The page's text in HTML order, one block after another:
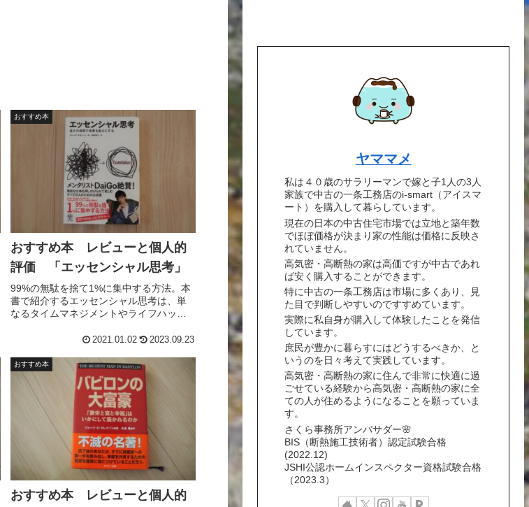
おすすめ本
おすすめ本 レビューと個人的
評価 「エッセンシャル思考」
99%の無駄を捨て1%に集中する方法。本
書で紹介するエッセンシャル思考は、単
なるタイムマネジメントやライフハック
極め、それを確実に実行するための、シ
ャル思考が目指す生き方は、「より少な
く、しかしより良く」。レビューと個人
的な評価点をつけています。参考にして
ください。
2021.01.02 2023.09.23
おすすめ本
おすすめ本 レビューと個人的
ヤママメ
私は４０歳のサラリーマンで嫁と子1人の3人
家族で中古の一条工務店のi-smart（アイスマ
ート）を購入して暮らしています。
現在の日本の中古住宅市場では立地と築年数
でほぼ価格が決まり家の性能は価格に反映さ
れていません。
高気密・高断熱の家は高価ですが中古であれ
ば安く購入することができます。
特に中古の一条工務店は市場に多くあり、見
た目で判断しやすいのですすめています。
実際に私自身が購入して体験したことを発信
しています。
庶民が豊かに暮らすにはどうするべきか、と
いうのを日々考えて実践しています。
高気密・高断熱の家に住んで非常に快適に過
ごせている経験から高気密・高断熱の家に全
ての人が住めるようになることを願っていま
す。
さくら事務所アンバサダー🌸
BIS（断熱施工技術者）認定試験合格
(2022.12)
JSHI公認ホームインスペクター資格試験合格
（2023.3）